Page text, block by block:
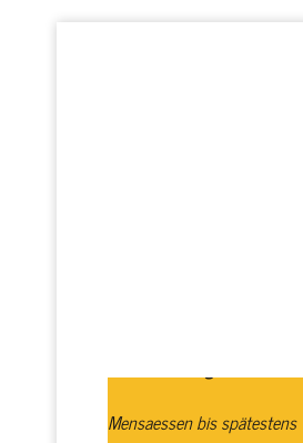
Mensaessen bis spätestens